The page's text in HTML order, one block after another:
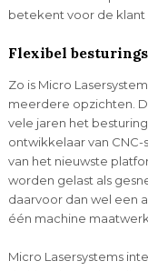
betekent voor de klant
Flexibel
Zo is Micro
meerdere opzichten.
vele jaren het
ontwikkelaar van
van het nieuwste
worden gelast als
daarvoor dan wel een
één machine
Micro Lasersystems